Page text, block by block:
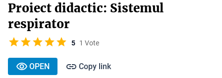
Proiect didactic: Sistemul
respirator
5 1 Vote
OPEN Copy link